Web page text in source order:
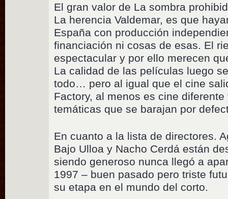
El gran valor de La sombra
La herencia Valdemar, es que
España con producción
financiación ni cosas de esas. El
espectacular y por ello merecen
La calidad de las películas luego
todo… pero al igual que el cine
Factory, al menos es cine
temáticas que se barajan por
En cuanto a la lista de directores.
Bajo Ulloa y Nacho Cerdá están
siendo generoso nunca llegó a
1997 – buen pasado pero triste
su etapa en el mundo del corto.